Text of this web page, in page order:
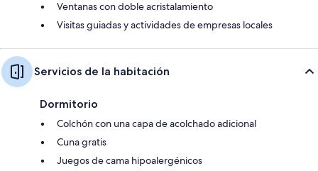
Ventanas con doble acristalamiento
Visitas guiadas y actividades de empresas locales
Servicios de la habitación
Dormitorio
Colchón con una capa de acolchado adicional
Cuna gratis
Juegos de cama hipoalergénicos